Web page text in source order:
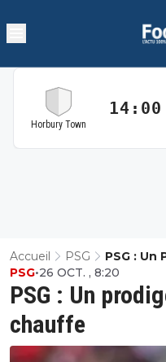
Horbury Town
14:00
Accueil PSG PSG :
PSG : Un
chauffe
PSG•26 OCT. , 8:20